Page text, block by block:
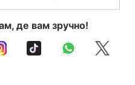
де вам зручно!